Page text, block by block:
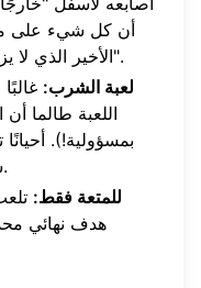
أن كل شيء على
الأخير الذي لا يزال لديه أصابع مرفوعة "الفائز".
لعبة الشرب:
اللعبة طالما
بمسؤولية!).
شخص يقف"، لكنه أقل شيوعًا.
للمتعة فقط:
هدف نهائي